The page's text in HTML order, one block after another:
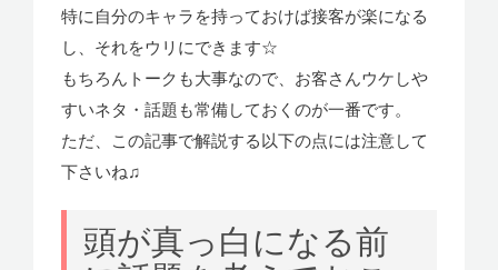
特に自分のキャラを持っておけば接客が楽になる
し、それをウリにできます☆
もちろんトークも大事なので、お客さんウケしや
すいネタ・話題も常備しておくのが一番です。
ただ、この記事で解説する以下の点には注意して
下さいね♫
頭が真っ白になる前